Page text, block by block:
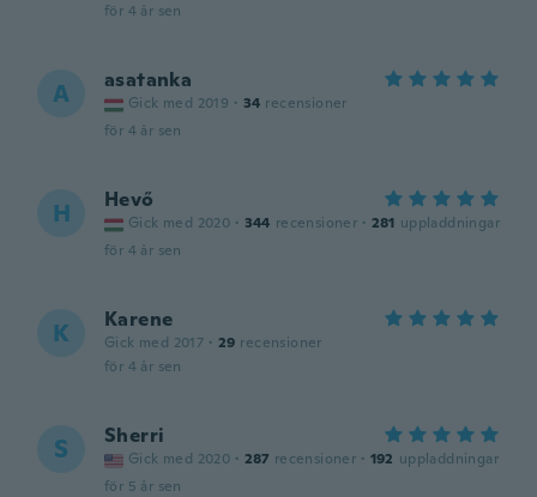
för 4 år sen
A asatanka
Gick med 2019 · 34 recensioner
för 4 år sen
H Hevő
Gick med 2020 · 344 recensioner · 281 uppladdningar
för 4 år sen
K Karene
Gick med 2017 · 29 recensioner
för 4 år sen
S Sherri
Gick med 2020 · 287 recensioner · 192 uppladdningar
för 5 år sen